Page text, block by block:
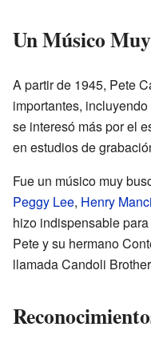
Un Músico
A partir de 1945, Pete
importantes,
se interesó más por el
en estudios de
Fue un músico muy
Peggy Lee, Henry
hizo indispensable
Pete y su hermano
llamada Candoli